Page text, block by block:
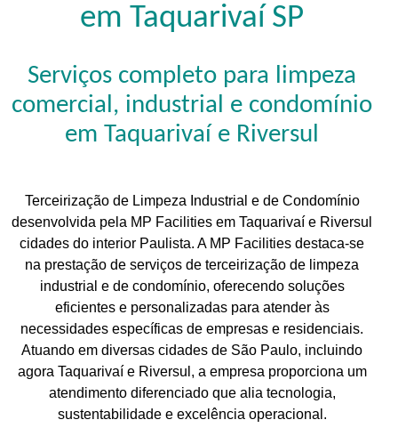
em Taquarivaí SP
Serviços completo para limpeza
comercial, industrial e condomínio
em Taquarivaí e Riversul
Terceirização de Limpeza Industrial e de Condomínio
desenvolvida pela MP Facilities em Taquarivaí e Riversul
cidades do interior Paulista. A MP Facilities destaca-se
na prestação de serviços de terceirização de limpeza
industrial e de condomínio, oferecendo soluções
eficientes e personalizadas para atender às
necessidades específicas de empresas e residenciais.
Atuando em diversas cidades de São Paulo, incluindo
agora Taquarivaí e Riversul, a empresa proporciona um
atendimento diferenciado que alia tecnologia,
sustentabilidade e excelência operacional.